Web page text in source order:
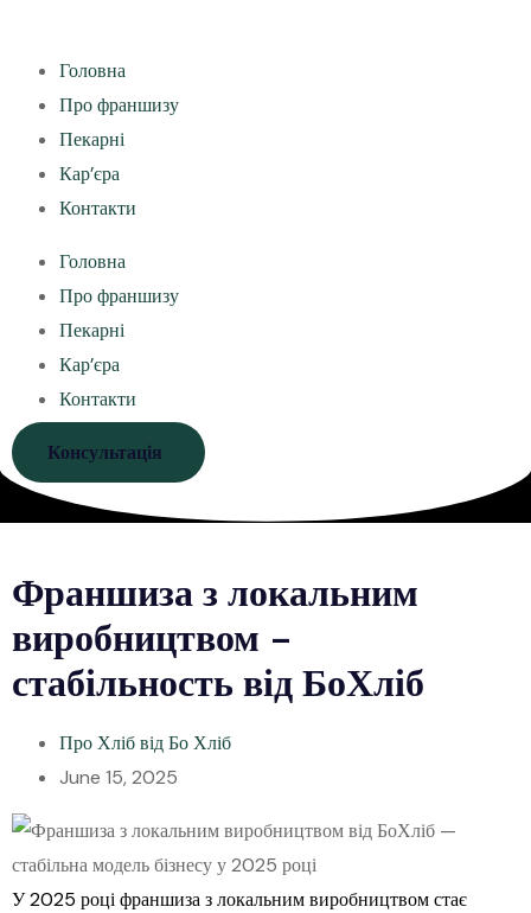
Головна
Про франшизу
Пекарні
Кар’єра
Контакти
Головна
Про франшизу
Пекарні
Кар’єра
Контакти
Консультація
Франшиза з локальним
виробництвом –
стабільность від БоХліб
Про Хліб від Бо Хліб
June 15, 2025
У 2025 році франшиза з локальним виробництвом стає